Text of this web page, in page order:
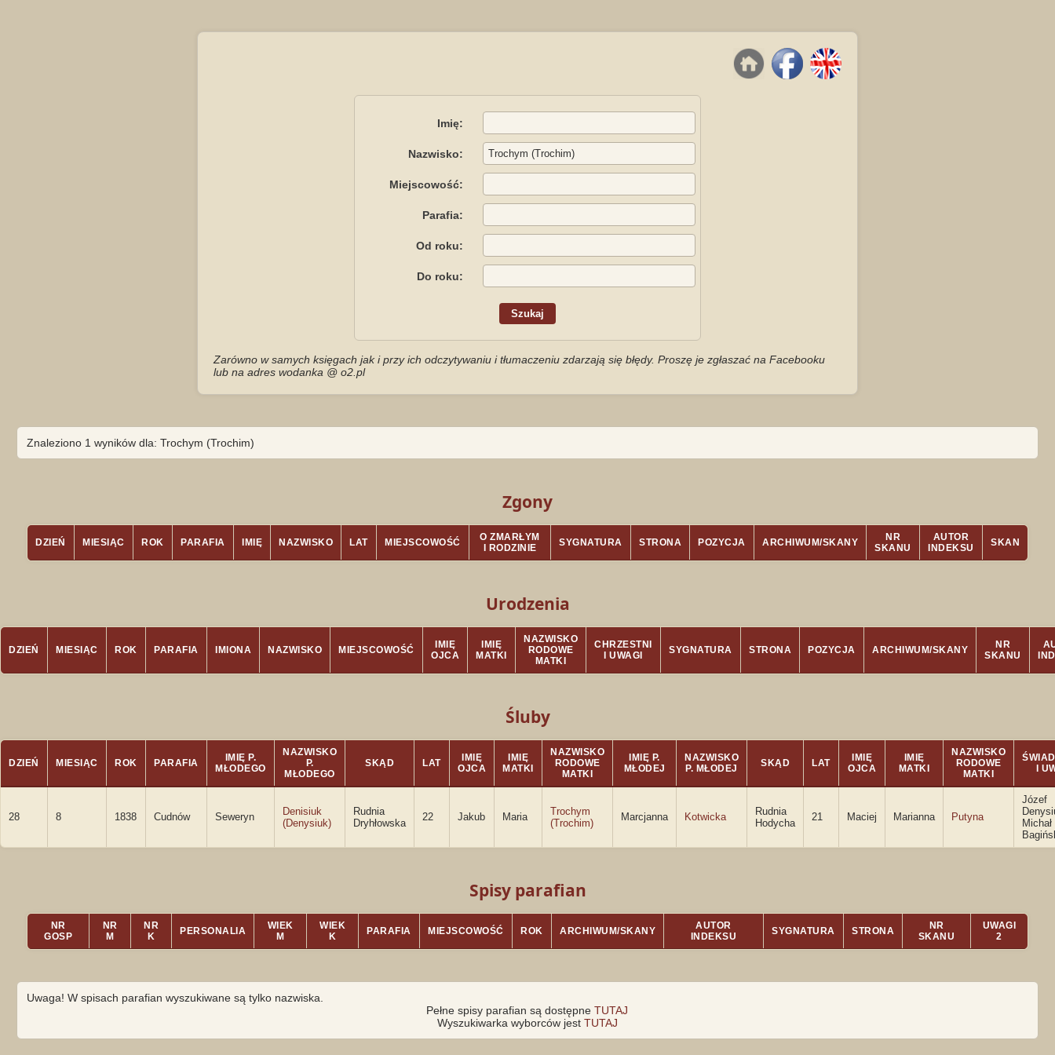
Imię:
Nazwisko:
Miejscowość:
Parafia:
Od roku:
Do roku:
Zarówno w samych księgach jak i przy ich odczytywaniu i tłumaczeniu zdarzają się błędy. Proszę je zgłaszać na Facebooku
lub na adres wodanka @ o2.pl
Znaleziono 1 wyników dla: Trochym (Trochim)
Zgony
DZIEŃ MIESIĄC ROK PARAFIA IMIĘ NAZWISKO LAT MIEJSCOWOŚĆ
O ZMARŁYM
I RODZINIE
SYGNATURA STRONA POZYCJA ARCHIWUM/SKANY
NR
SKANU
AUTOR
INDEKSU
SKAN
Urodzenia
DZIEŃ MIESIĄC ROK PARAFIA IMIONA NAZWISKO MIEJSCOWOŚĆ
IMIĘ
OJCA
IMIĘ
MATKI
NAZWISKO
RODOWE
MATKI
CHRZESTNI
I UWAGI
SYGNATURA STRONA POZYCJA ARCHIWUM/SKANY
NR
SKANU
Śluby
DZIEŃ MIESIĄC ROK PARAFIA
IMIĘ P.
MŁODEGO
NAZWISKO
P.
MŁODEGO
SKĄD LAT
IMIĘ
OJCA
IMIĘ
MATKI
NAZWISKO
RODOWE
MATKI
IMIĘ P.
MŁODEJ
NAZWISKO
P. MŁODEJ
SKĄD LAT
IMIĘ
OJCA
IMIĘ
MATKI
NAZWISKO
RODOWE
MATKI
I
28 8 1838 Cudnów Seweryn
Denisiuk
(Denysiuk)
Rudnia
Dryhłowska
22 Jakub Maria
Trochym
(Trochim)
Marcjanna Kotwicka
Rudnia
Hodycha
21 Maciej Marianna Putyna
Józef
Michał
Spisy parafian
NR
GOSP
NR
M
NR
K
PERSONALIA
WIEK
M
WIEK
K
PARAFIA MIEJSCOWOŚĆ ROK ARCHIWUM/SKANY
AUTOR
INDEKSU
SYGNATURA STRONA
NR
SKANU
UWAGI
2
Uwaga! W spisach parafian wyszukiwane są tylko nazwiska.
Pełne spisy parafian są dostępneTUTAJ
Wyszukiwarka wyborców jest TUTAJ